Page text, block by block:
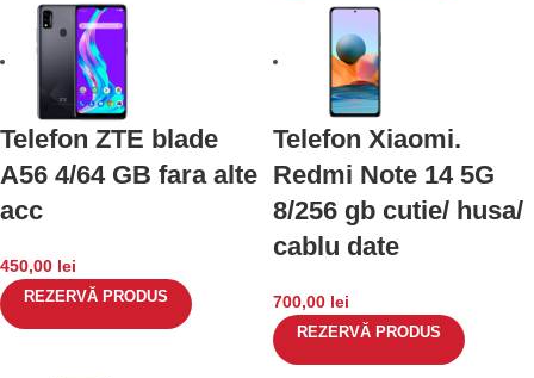
Telefon ZTE blade
A56 4/64 GB fara alte
acc
450,00 lei
REZERVĂ PRODUS
Telefon Xiaomi.
Redmi Note 14 5G
8/256 gb cutie/ husa/
cablu date
700,00 lei
REZERVĂ PRODUS